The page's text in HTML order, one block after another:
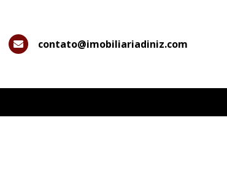
WhatsApp
contato@imobiliariadiniz.com